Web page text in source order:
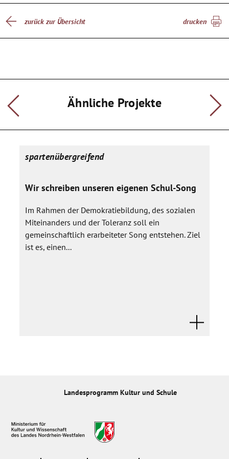
Generation Jugend befasst. Ziel des Projektes sind
zurück zur Übersicht drucken
Ähnliche Projekte
spartenübergreifend
Wir schreiben unseren eigenen Schul-Song
Im Rahmen der Demokratiebildung, des sozialen
Miteinanders und der Toleranz soll ein
gemeinschaftlich erarbeiteter Song entstehen. Ziel
ist es, einen...
Landesprogramm Kultur und Schule